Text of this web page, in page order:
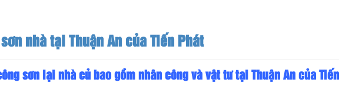
nhà tại Thuận An của Tiến Phát
sơn lại nhà củ bao gồm nhân công và vật tư tại Thuận An của